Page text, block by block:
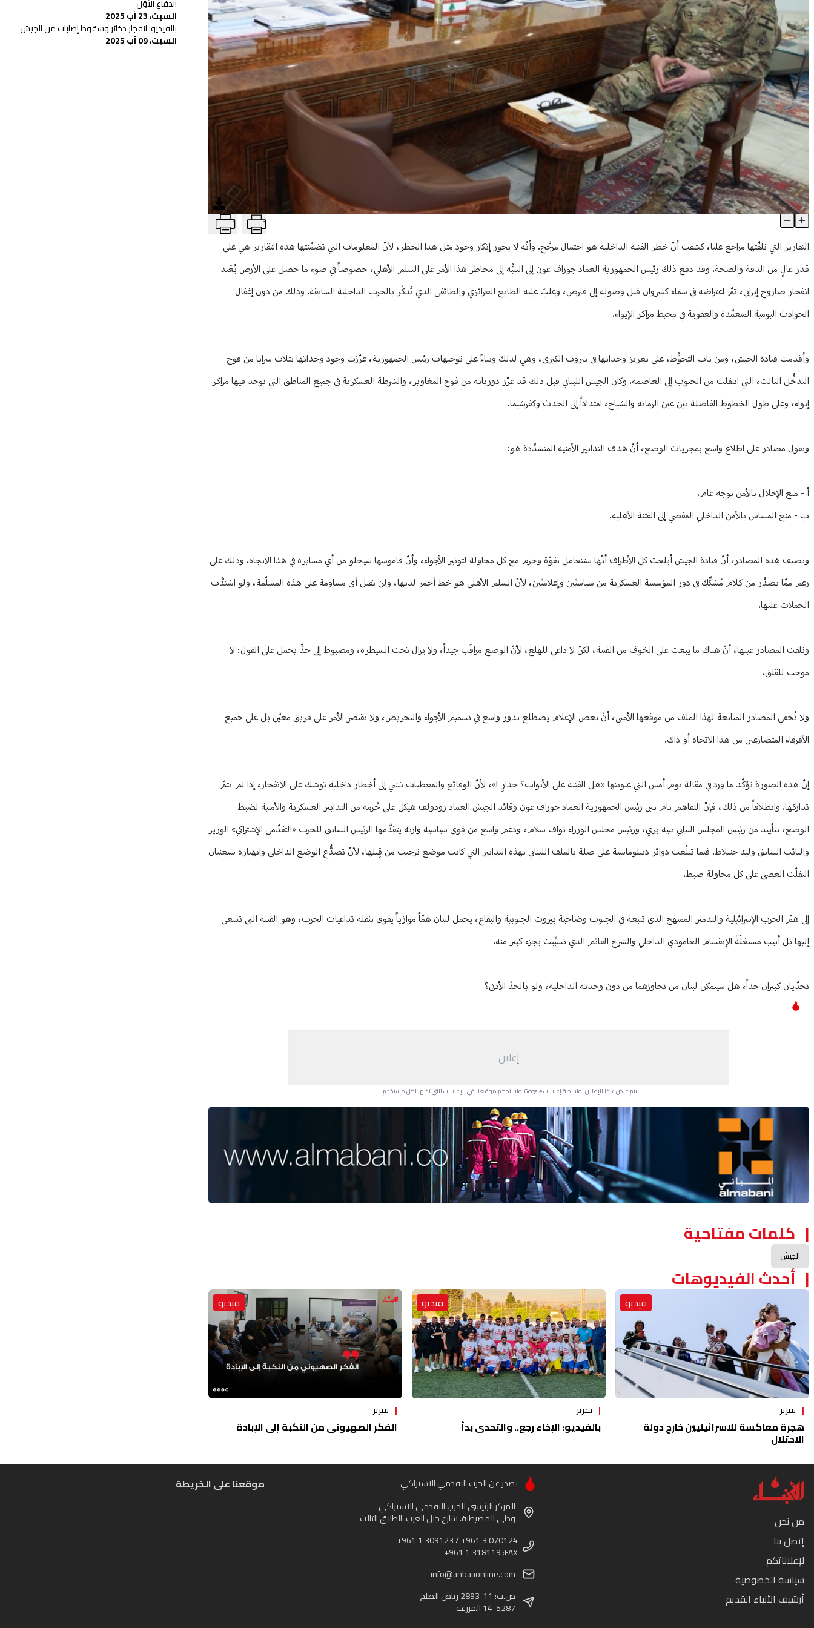
الجيش: الفتنة ممنوعة... السلم الأهلي خط أحمر! T
Article Content
التقارير التي تلقّتها مراجع عليا، كشفت أنّ خطر الفتنة الداخلية هو احتمال مرجَّح. وأنّه لا يجوز إنكار وجود مثل هذا الخطر، لأنّ المعلومات التي تضمّنتها هذه التقارير هي على
قدر عالٍ من الدقة والصحة. وقد دفع ذلك رئيس الجمهورية العماد جوزاف عون إلى التنبُّه إلى مخاطر هذا الأمر على السلم الأهلي، خصوصاً في ضوء ما حصل على الأرض بُعَيد
انفجار صاروخ إيراني، تمّ اعتراضه في سماء كسروان قبل وصوله إلى قبرص، وغلبَ عليه الطابع الغرائزي والطائفي الذي يُذكّر بالحرب الداخلية السابقة. وذلك من دون إغفال
الحوادث اليومية المتعمَّدة والعفوية في محيط مراكز الإيواء.
وأقدمت قيادة الجيش، ومن باب التحوُّط، على تعزيز وحداتها في بيروت الكبرى، وهي لذلك وبناءً على توجيهات رئيس الجمهورية، عزّزت وجود وحداتها بثلاث سرايا من فوج
التدخُّل الثالث، التي انتقلت من الجنوب إلى العاصمة. وكان الجيش اللبناني قبل ذلك قد عزّز دورياته من فوج المغاوير، والشرطة العسكرية في جميع المناطق التي توجد فيها مراكز
إيواء، وعلى طول الخطوط الفاصلة بين عين الرمانه والشياح، امتداداً إلى الحدث وكفرشيما.
وتقول مصادر على اطلاع واسع بمجريات الوضع، أنّ هدف التدابير الأمنية المتشدِّدة هو:
أ - منع الإخلال بالأمن بوجه عام.
ب - منع المساس بالأمن الداخلي المفضي إلى الفتنة الأهلية.
وتضيف هذه المصادر، أنّ قيادة الجيش أبلغت كل الأطراف أنّها ستتعامل بقوّة وحزم مع كل محاولة لتوتير الأجواء، وأنّ قاموسها سيخلو من أي مسايرة في هذا الاتجاه. وذلك على
رغم ممّا يصدُر من كلام مُشكِّك في دور المؤسسة العسكرية من سياسيِّين وإعلاميِّين، لأنّ السلم الأهلي هو خط أحمر لديها، ولن تقبل أي مساومة على هذه المسلّمة، ولو اشتدَّت
الحملات عليها.
وتلفت المصادر عينها، أنّ هناك ما يبعث على الخوف من الفتنة، لكنّ لا داعي للهلع، لأنّ الوضع مراقَب جيداً، ولا يزال تحت السيطرة، ومضبوط إلى حدٍّ يحمل على القول: لا
موجب للقلق.
ولا تُخفي المصادر المتابعة لهذا الملف من موقعها الأمني، أنّ بعض الإعلام يضطلع بدور واسع في تسميم الأجواء والتحريض، ولا يقتصر الأمر على فريق معيَّن بل على جميع
الأفرقاء المتصارعين من هذا الاتجاه أو ذاك.
إنّ هذه الصورة تؤكّد ما ورد في مقالة يوم أمس التي عنونتها «هل الفتنة على الأبواب؟ حذارِ !»، لأنّ الوقائع والمعطيات تشي إلى أخطار داخلية توشك على الانفجار، إذا لم يتمّ
تداركها. وانطلاقاً من ذلك، فإنّ التفاهم تام بين رئيس الجمهورية العماد جوزاف عون وقائد الجيش العماد رودولف هيكل على حُزمة من التدابير العسكرية والأمنية لضبط
الوضع، بتأييد من رئيس المجلس النيابي نبيه بري، ورئيس مجلس الوزراء نواف سلام، ودعم واسع من قوى سياسية وازنة يتقدَّمها الرئيس السابق للحزب «التقدّمي الإشتراكي» الوزير
والنائب السابق وليد جنبلاط. فيما تبلّغت دوائر ديبلوماسية على صلة بالملف اللبناني بهذه التدابير التي كانت موضع ترحيب من قِبلها، لأنّ تصدُّع الوضع الداخلي وانهياره سيعنيان
التفلّت العصي على كل محاولة ضبط.
إلى همّ الحرب الإسرائيلية والتدمير الممنهج الذي تتبعه في الجنوب وضاحية بيروت الجنوبية والبقاع، يحمل لبنان همّاً موازياً يفوق بثقله تداعيات الحرب، وهو الفتنة التي تسعى
إليها تل أبيب مستغلّةً الإنقسام العامودي الداخلي والشرخ القائم الذي تسبَّبت بجزء كبير منه.
تحدّيان كبيران جداً، هل سيتمكن لبنان من تجاوزهما من دون وحدته الداخلية، ولو بالحدّ الأدنى؟
إعلان
يتم عرض هذا الإعلان بواسطة إعلانات Google، ولا يتحكم موقعنا في الإعلانات التي تظهر لكل مستخدم.
Advertisement Section
كلمات مفتاحية
الجيش
أحدث الفيديوهات
فيديو
تقرير
هجرة معاكسة للاسرائيليين خارج دولة
الاحتلال
فيديو
تقرير
بالفيديو: الإخاء رجع.. والتحدي بدأ
فيديو
تقرير
الفكر الصهيوني من النكبة إلى الإبادة
الدفاع الأوّل
السبت، 23 آب 2025
بالفيديو: انفجار ذخائر وسقوط إصابات من الجيش
السبت، 09 آب 2025
من نحن
إتصل بنا
لإعلاناتكم
سياسة الخصوصية
أرشيف الأنباء القديم
تصدر عن الحزب التقدمي الاشتراكي
المركز الرئيسي للحزب التقدمي الاشتراكي
وطى المصيطبة، شارع جبل العرب، الطابق الثالث
+961 1 309123 / +961 3 070124
+961 1 318119 :FAX
info@anbaaonline.com
ص.ب: 11-2893 رياض الصلح
14-5287 المزرعة
موقعنا على الخريطة